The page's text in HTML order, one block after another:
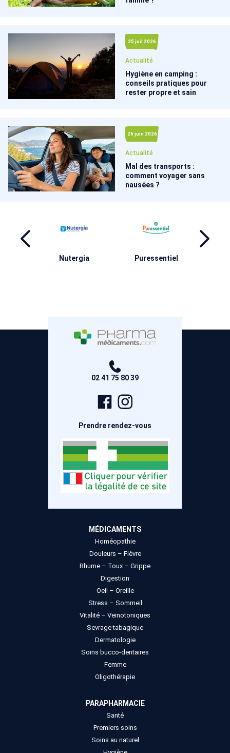
25 juil 2026
Actualité
Hygiène en camping :
conseils pratiques pour
rester propre et sain
26 juin 2026
Actualité
Mal des transports :
comment voyager sans
nausées ?
Nutergia Puressentiel
02 41 75 80 39
Page
Facebook
Prendre rendez-vous
MÉDICAMENTS
Homéopathie
Douleurs – Fièvre
Rhume – Toux – Grippe
Digestion
Oeil – Oreille
Stress – Sommeil
Vitalité – Veinotoniques
Sevrage tabagique
Dermatologie
Soins bucco-dentaires
Femme
Oligothérapie
PARAPHARMACIE
Santé
Premiers soins
Soins au naturel